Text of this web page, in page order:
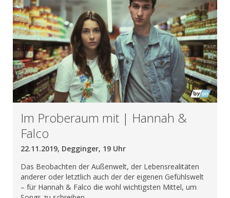
Im Proberaum mit | Hannah &
Falco
22.11.2019, Degginger, 19 Uhr
Das Beobachten der Außenwelt, der Lebensrealitäten
anderer oder letztlich auch der der eigenen Gefühlswelt
– für Hannah & Falco die wohl wichtigsten Mittel, um